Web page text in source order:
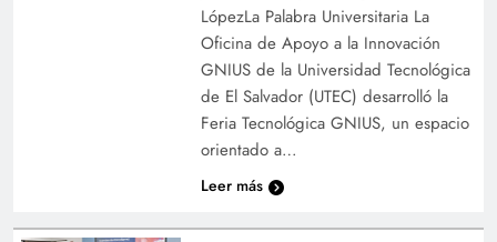
LópezLa Palabra Universitaria La
Oficina de Apoyo a la Innovación
GNIUS de la Universidad Tecnológica
de El Salvador (UTEC) desarrolló la
Feria Tecnológica GNIUS, un espacio
orientado a…
Leer más